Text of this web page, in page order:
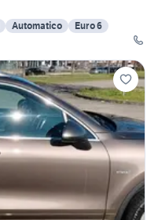
Automatico
Euro 6